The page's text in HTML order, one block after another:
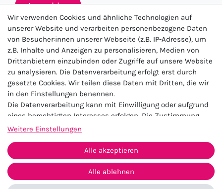
Anmelden
★★★★★
4.5 / 5.0 (23.143)
Impressum Daten­schutz­erklärung
AGB
Widerrufs­recht
Kontakt
Vertrag widerrufen
Wir verwenden Cookies und ähnliche Technologien auf
unserer Website und verarbeiten personenbezogene Daten
von Besucher:innen unserer Webseite (z.B. IP-Adresse), um
z.B. Inhalte und Anzeigen zu personalisieren, Medien von
Drittanbietern einzubinden oder Zugriffe auf unsere Website
zu analysieren. Die Datenverarbeitung erfolgt erst durch
gesetzte Cookies. Wir teilen diese Daten mit Dritten, die wir
in den Einstellungen benennen.
Die Datenverarbeitung kann mit Einwilligung oder aufgrund
eines berechtigten Interesses erfolgen. Die Zustimmung
kann erteilt oder abgelehnt werden. Es besteht das Recht,
Zeitpunkt zu ändern oder zu widerrufen. Beachten Sie unser
Impressumund weitere Hinweise zur Verwendung
personenbezogener Daten in unserer
Weitere Einstellungen
Alle akzeptieren
Alle ablehnen